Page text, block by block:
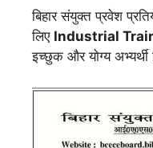
बिहार संयुक्त प्रवेश
लिए Industrial
इच्छुक और योग्य